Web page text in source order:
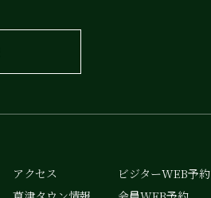
アクセス
ビジターWEB予約